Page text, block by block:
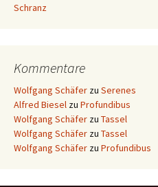
Schranz
Kommentare
Wolfgang Schäfer zu Serenes
Alfred Biesel zu Profundibus
Wolfgang Schäfer zu Tassel
Wolfgang Schäfer zu Tassel
Wolfgang Schäfer zu Profundibus